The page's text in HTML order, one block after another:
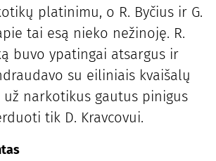
platinimu, o R. Byčius ir G.
tai esą nieko nežinoję. R.
buvo ypatingai atsargus ir
su eiliniais kvaišalų
už narkotikus gautus pinigus
tik D. Kravcovui.